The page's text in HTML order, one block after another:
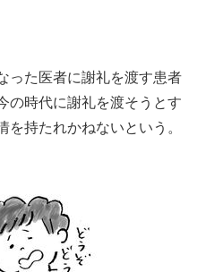
った医者に謝礼を渡す患者
の時代に謝礼を渡そうとす
を持たれかねないという。